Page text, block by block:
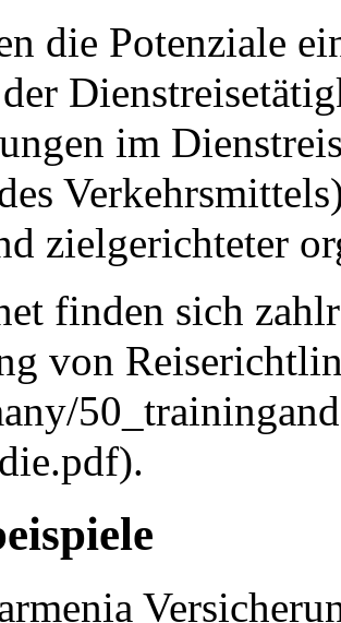
die Potenziale
im
zielgerichteter
finden sich
von
.